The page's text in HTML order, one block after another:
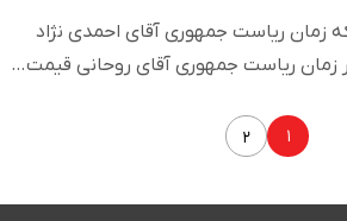
زمان ریاست جمهوری آقای احمدی نژاد
۱ ۲